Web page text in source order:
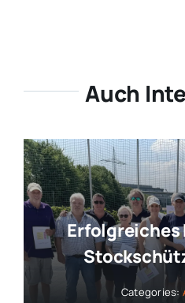
Auch
Erfolgreiches
Categories: